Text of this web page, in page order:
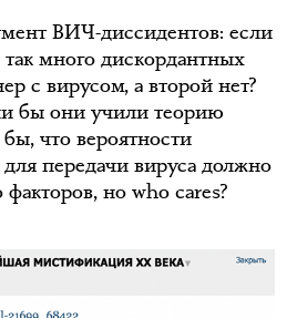
ВИЧ-диссидентов: если
много дискордантных
с вирусом, а второй нет?
бы они учили теорию
что вероятности
передачи вируса должно
факторов, но who cares?